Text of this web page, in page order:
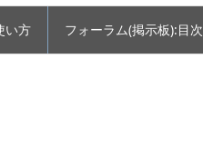
い方 フォーラム(掲示板):目次